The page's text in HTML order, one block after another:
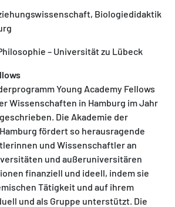
Biologiedidaktik
– Universität zu Lübeck
Young Academy Fellows
Wissenschaften in Hamburg im Jahr
Die Akademie der
fördert so herausragende
und Wissenschaftler an
und außer­universitären
finanziell und ideell, indem sie
Tätigkeit und auf ihrem
und als Gruppe unterstützt. Die